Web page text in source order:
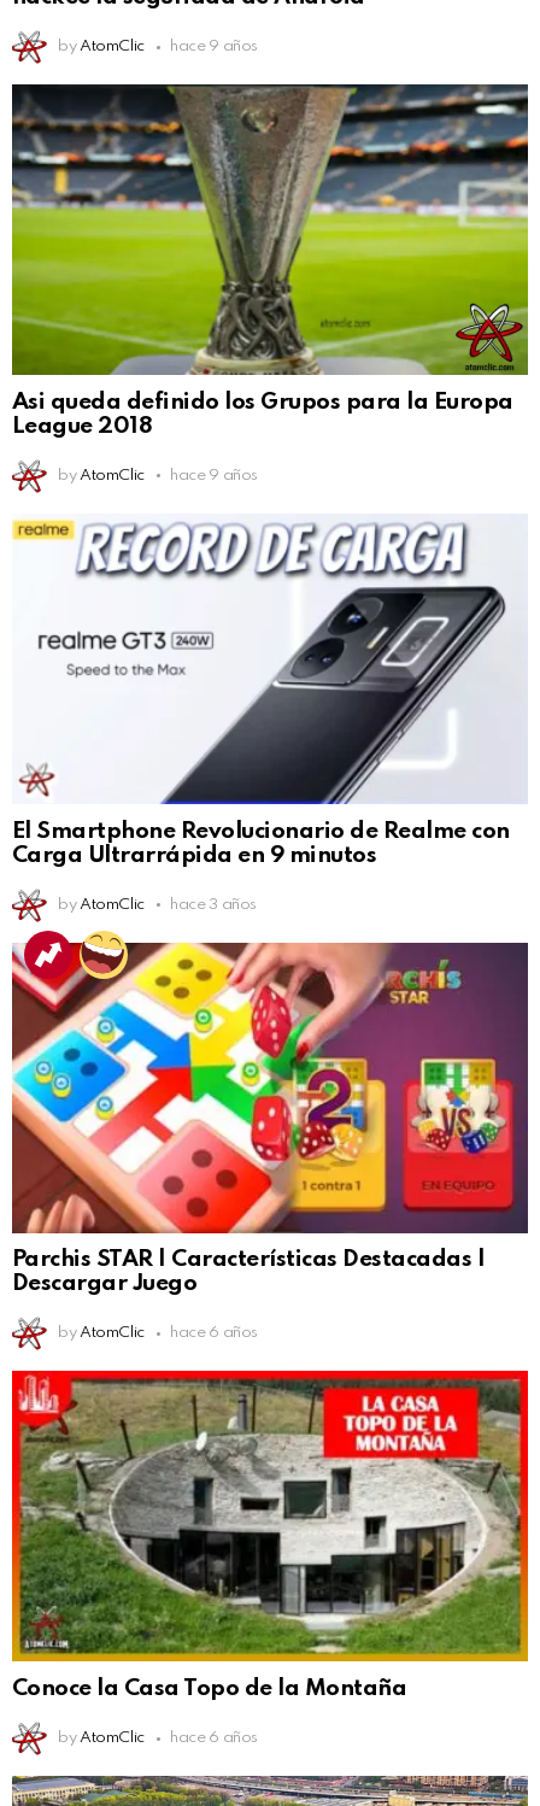
by AtomClic hace 9 años
Asi queda definido los Grupos para la Europa
League 2018
by AtomClic hace 9 años
El Smartphone Revolucionario de Realme con
Carga Ultrarrápida en 9 minutos
by AtomClic hace 3 años
Parchis STAR | Características Destacadas |
Descargar Juego
by AtomClic hace 6 años
Conoce la Casa Topo de la Montaña
by AtomClic hace 6 años